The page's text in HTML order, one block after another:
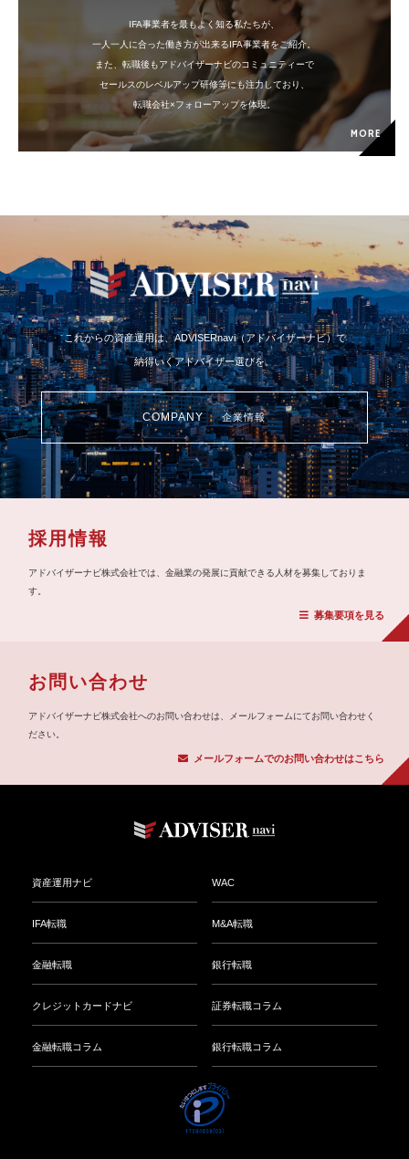
IFA事業者を最もよく知る私たちが、
一人一人に合った働き方が出来るIFA事業者をご紹介。
また、転職後もアドバイザーナビのコミュニティーで
セールスのレベルアップ研修等にも注力しており、
転職会社×フォローアップを体現。
MORE
これからの資産運用は、ADVISERnavi（アドバイザーナビ）で
納得いくアドバイザー選びを。
COMPANY 企業情報
採用情報
アドバイザーナビ株式会社では、金融業の発展に貢献できる人材を募集しておりま
す。
募集要項を見る
お問い合わせ
アドバイザーナビ株式会社へのお問い合わせは、メールフォームにてお問い合わせく
ださい。
メールフォームでのお問い合わせはこちら
事業紹介
資産運用相談事業
資産運用ナビ WAC
転職事業
IFA転職 M&A転職
金融転職 銀行転職
メディア事業
クレジットカードナビ 証券転職コラム
金融転職コラム 銀行転職コラム